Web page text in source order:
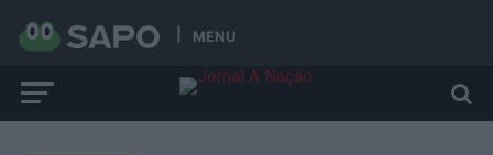
MENU